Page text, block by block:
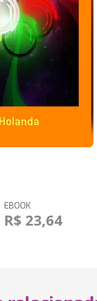
EBOOK
R$ 23,64